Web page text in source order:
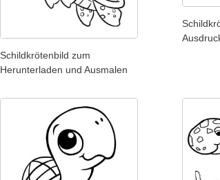
Schildkrötenbild zum
Herunterladen und Ausmalen